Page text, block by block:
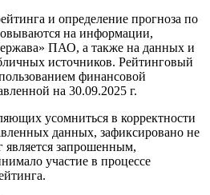
и определение прогноза по
на информации,
ПАО, а также на данных и
источников. Рейтинговый
финансовой
на 30.09.2025 г.
усомниться в корректности
данных, зафиксировано не
запрошенным,
участие в процессе